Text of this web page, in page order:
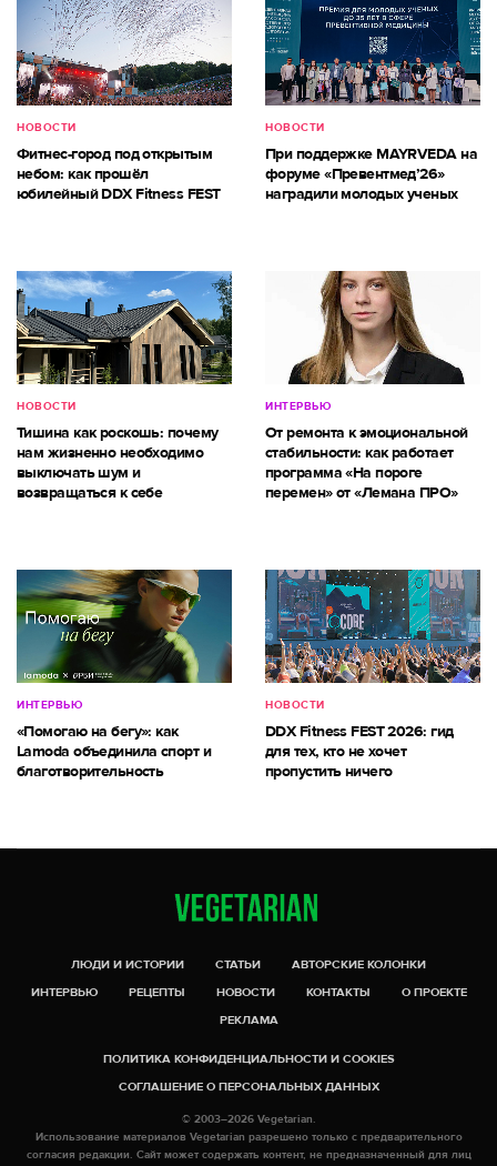
НОВОСТИ
Фитнес-город под открытым
небом: как прошёл
юбилейный DDX Fitness FEST
НОВОСТИ
При поддержке MAYRVEDA на
форуме «Превентмед’26»
наградили молодых ученых
НОВОСТИ
Тишина как роскошь: почему
нам жизненно необходимо
выключать шум и
возвращаться к себе
ИНТЕРВЬЮ
От ремонта к эмоциональной
стабильности: как работает
программа «На пороге
перемен» от «Лемана ПРО»
ИНТЕРВЬЮ
«Помогаю на бегу»: как
Lamoda объединила спорт и
благотворительность
НОВОСТИ
DDX Fitness FEST 2026: гид
для тех, кто не хочет
пропустить ничего
ЛЮДИ И ИСТОРИИ СТАТЬИ
АВТОРСКИЕ КОЛОНКИ
ИНТЕРВЬЮ
РЕЦЕПТЫ НОВОСТИ КОНТАКТЫ
О ПРОЕКТЕ
РЕКЛАМА
ПОЛИТИКА КОНФИДЕНЦИАЛЬНОСТИ И COOKIES
СОГЛАШЕНИЕ О ПЕРСОНАЛЬНЫХ ДАННЫХ
© 2003–2026 Vegetarian.
Использование материалов Vegetarian разрешено только с предварительного
согласия редакции. Сайт может содержать контент, не предназначенный для лиц